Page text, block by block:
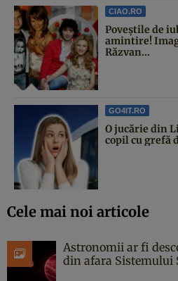
CIAO.RO
Poveştile de
amintire!
Răzvan...
GO4IT.RO
O jucărie din
copil cu grefă
Cele mai noi articole
Astronomii ar fi
din afara Sistemului